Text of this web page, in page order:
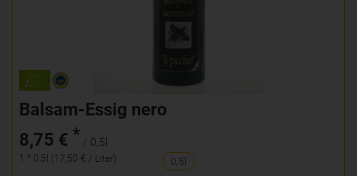
Balsam-Essig nero
8,75 € * / 0,5l
1 * 0,5l (17,50 € / Liter) 0,5l